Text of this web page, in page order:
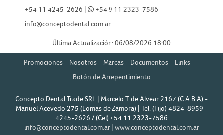
+54 11 4245-2626 |
+54 9 11 2323-7586
info@conceptodental.com.ar
Última Actualización: 06/08/2026 18:00
Promociones Nosotros Marcas Documentos
Links
Botón de Arrepentimiento
Concepto Dental Trade SRL | Marcelo T de Alvear 2167 (C.A.B.A) -
Manuel Acevedo 275 (Lomas de Zamora) | Tel:(Fijo) 4824-8959 -
4245-2626 / (Cel) +54 11 2323-7586
info@conceptodental.com.ar| www.conceptodental.com.ar